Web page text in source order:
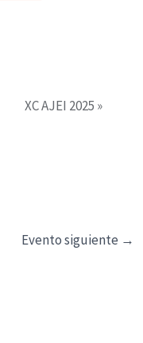
XC AJEI 2025 »
Evento siguiente →